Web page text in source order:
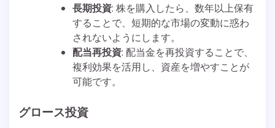
長期投資: 株を購入したら、数年以上保有
することで、短期的な市場の変動に惑わ
されないようにします。
配当再投資: 配当金を再投資することで、
複利効果を活用し、資産を増やすことが
可能です。
グロース投資